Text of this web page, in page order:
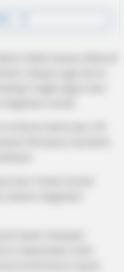
tidak hanya dikenal
tetapi juga terus
sosial.
diikuti lebih dari 30
Nirwana Gardens
dari Hotel Grand
kegiatan
telah menjadi
dijalankan oleh